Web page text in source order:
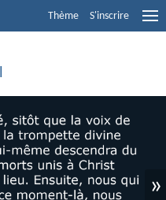
Thème S'inscrire
»